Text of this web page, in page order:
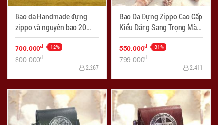
Bao da Handmade đựng
zippo và nguyên bao 20
điếu
700.000đ -12%
800.000đ
2.267
Bao Da Đựng Zippo Cao Cấp
Kiểu Dáng Sang Trọng Màu
Da Nhạt Ốp Hình
550.000đ -31%
799.000đ
2.411